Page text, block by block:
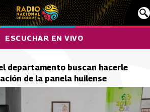
ESCUCHAR EN VIVO
departamento buscan hacerle
de la panela huilense